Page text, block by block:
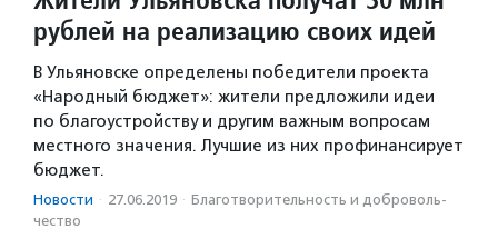
рублей на реализацию своих идей
В Ульяновске определены победители проекта
«Народный бюджет»: жители предложили идеи
по благоустройству и другим важным вопросам
местного значения. Лучшие из них профинансирует
бюджет.
Новости · 27.06.2019 · Благотвори­тель­ность и доброволь­
чест­во